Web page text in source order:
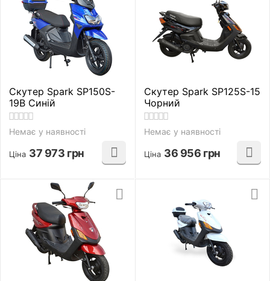
Скутер Spark SP150S-
19B Синій
Немає у наявності
Ціна 37 973 грн
Скутер Spark SP125S-15
Чорний
Немає у наявності
Ціна 36 956 грн